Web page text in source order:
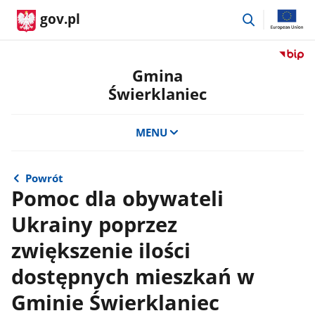
gov.pl
przejdź
Przejdź
Gmina
Świerklaniec
MENU
Powrót
Pomoc dla obywateli
Ukrainy poprzez
zwiększenie ilości
dostępnych mieszkań w
Gminie Świerklaniec